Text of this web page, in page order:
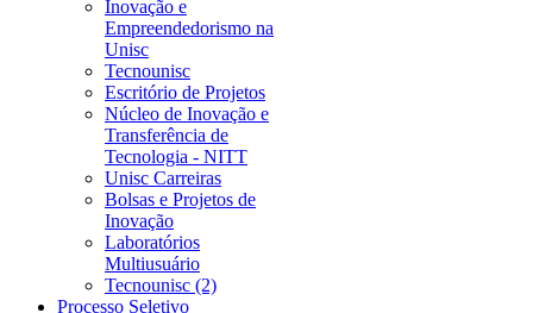
Inovação e
Empreendedorismo na
Unisc
Tecnounisc
Escritório de Projetos
Núcleo de Inovação e
Transferência de
Tecnologia - NITT
Unisc Carreiras
Bolsas e Projetos de
Inovação
Laboratórios
Multiusuário
Tecnounisc (2)
Processo Seletivo